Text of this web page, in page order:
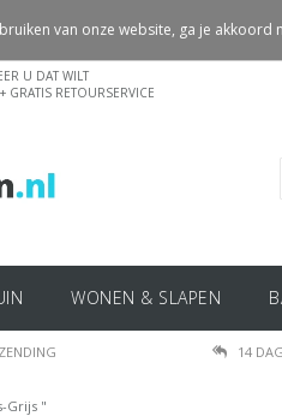
U DAT WILT
+ GRATIS RETOURSERVICE
WONEN & SLAPEN
14
Grijs "
van onze website, ga je